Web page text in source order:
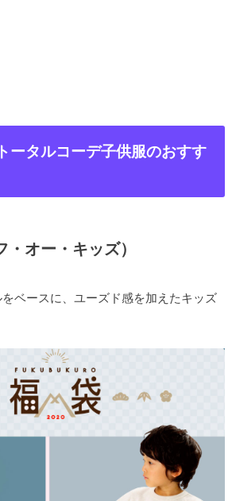
ータルコーデ子供服のおすす
・オー・キッズ）
ベースに、ユーズド感を加えたキッズ